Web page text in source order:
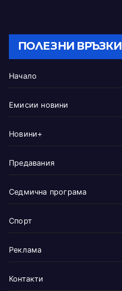
ПОЛЕЗНИ ВРЪЗКИ
Начало
Емисии новини
Новини+
Предавания
Седмична програма
Спорт
Реклама
Контакти